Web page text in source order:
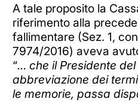
A tale proposito la
riferimento alla
fallimentare (Sez. 1,
7974/2016) aveva
“… che il Presidente
abbreviazione dei
le memorie, passa